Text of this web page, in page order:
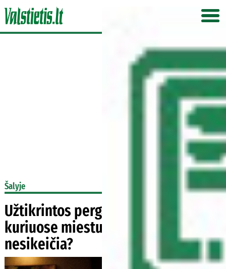
Šalyje
Užtikrintos pergalės: kodėl kai
kuriuose miestuose lyderiai
nesikeičia?